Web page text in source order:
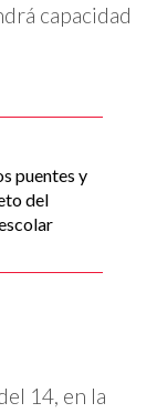
capacidad
puentes y
del
14, en la